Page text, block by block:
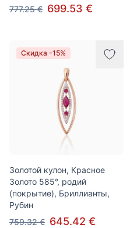
777.25 € 699.53 €
Скидка -15%
Золотой кулон, Красное
Золото 585°, родий
(покрытие), Бриллианты,
Рубин
759.32 € 645.42 €